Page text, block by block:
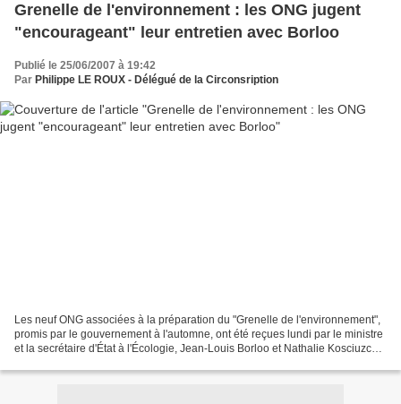
Grenelle de l'environnement : les ONG jugent
"encourageant" leur entretien avec Borloo
Publié le 25/06/2007 à 19:42
Par Philippe LE ROUX - Délégué de la Circonsription
Les neuf ONG associées à la préparation du "Grenelle de l'environnement",
promis par le gouvernement à l'automne, ont été reçues lundi par le ministre
et la secrétaire d'État à l'Écologie, Jean-Louis Borloo et Nathalie Kosciuzco-